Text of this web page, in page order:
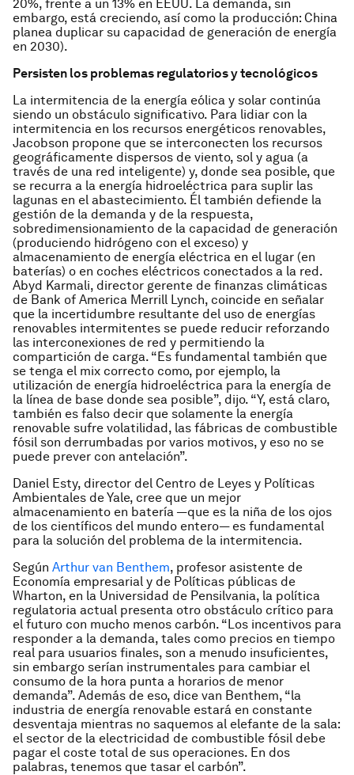
20%, frente a un 13% en EEUU. La demanda, sin
embargo, está creciendo, así como la producción: China
planea duplicar su capacidad de generación de energía
en 2030).
Persisten los problemas regulatorios y tecnológicos
La intermitencia de la energía eólica y solar continúa
siendo un obstáculo significativo. Para lidiar con la
intermitencia en los recursos energéticos renovables,
Jacobson propone que se interconecten los recursos
geográficamente dispersos de viento, sol y agua (a
través de una red inteligente) y, donde sea posible, que
se recurra a la energía hidroeléctrica para suplir las
lagunas en el abastecimiento. Él también defiende la
gestión de la demanda y de la respuesta,
sobredimensionamiento de la capacidad de generación
(produciendo hidrógeno con el exceso) y
almacenamiento de energía eléctrica en el lugar (en
baterías) o en coches eléctricos conectados a la red.
Abyd Karmali, director gerente de finanzas climáticas
de Bank of America Merrill Lynch, coincide en señalar
que la incertidumbre resultante del uso de energías
renovables intermitentes se puede reducir reforzando
las interconexiones de red y permitiendo la
compartición de carga. “Es fundamental también que
se tenga el mix correcto como, por ejemplo, la
utilización de energía hidroeléctrica para la energía de
la línea de base donde sea posible”, dijo. “Y, está claro,
también es falso decir que solamente la energía
renovable sufre volatilidad, las fábricas de combustible
fósil son derrumbadas por varios motivos, y eso no se
puede prever con antelación”.
Daniel Esty, director del Centro de Leyes y Políticas
Ambientales de Yale, cree que un mejor
almacenamiento en batería —que es la niña de los ojos
de los científicos del mundo entero— es fundamental
para la solución del problema de la intermitencia.
Según Arthur van Benthem, profesor asistente de
Economía empresarial y de Políticas públicas de
Wharton, en la Universidad de Pensilvania, la política
regulatoria actual presenta otro obstáculo crítico para
el futuro con mucho menos carbón. “Los incentivos para
responder a la demanda, tales como precios en tiempo
real para usuarios finales, son a menudo insuficientes,
sin embargo serían instrumentales para cambiar el
consumo de la hora punta a horarios de menor
demanda”. Además de eso, dice van Benthem, “la
industria de energía renovable estará en constante
desventaja mientras no saquemos al elefante de la sala:
el sector de la electricidad de combustible fósil debe
pagar el coste total de sus operaciones. En dos
palabras, tenemos que tasar el carbón”.